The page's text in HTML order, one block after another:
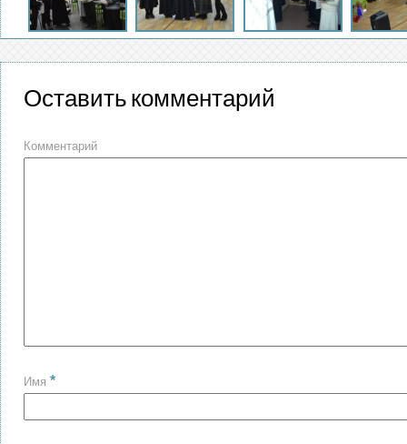
Оставить комментарий
Комментарий
Имя *